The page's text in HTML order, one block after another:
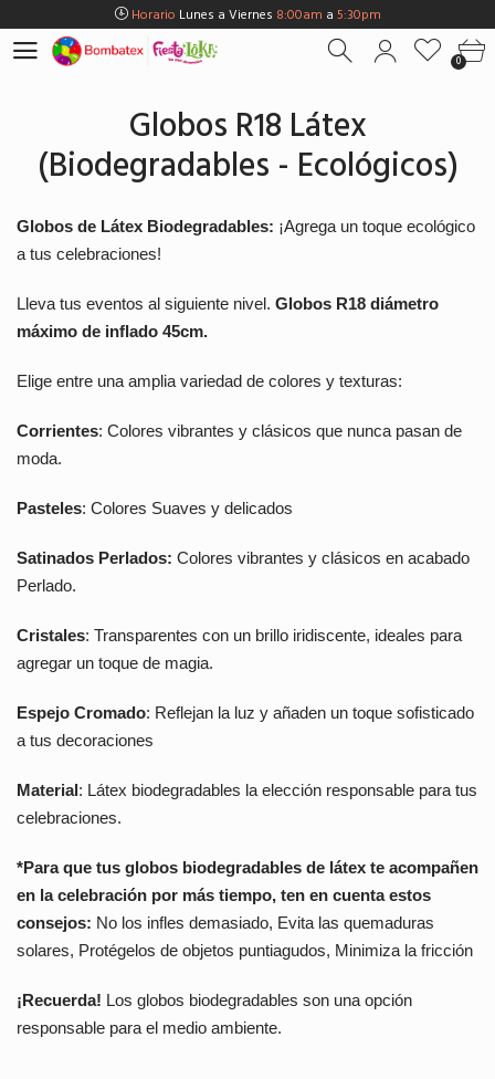
0
Horario Lunes a Viernes 8:00am a 5:30pm
HorarioSábados
5:00pm
Envios Gratis en
BOGOTÁ por compras Superiores a
HorarioLunes a Viernes8:00am a5:30pm
Horario Sábados8:00am a5:00pm
0
Globos R18 Látex
(Biodegradables - Ecológicos)
Globos de Látex Biodegradables: ¡Agrega un toque ecológico
a tus celebraciones!
Lleva tus eventos al siguiente nivel. Globos R18 diámetro
máximo de inflado 45cm.
Elige entre una amplia variedad de colores y texturas:
Corrientes: Colores vibrantes y clásicos que nunca pasan de
moda.
Pasteles: Colores Suaves y delicados
Satinados Perlados: Colores vibrantes y clásicos en acabado
Perlado.
Cristales: Transparentes con un brillo iridiscente, ideales para
agregar un toque de magia.
Espejo Cromado: Reflejan la luz y añaden un toque sofisticado
a tus decoraciones
Material: Látex biodegradables la elección responsable para tus
celebraciones.
*Para que tus globos biodegradables de látex te acompañen
en la celebración por más tiempo, ten en cuenta estos
consejos: No los infles demasiado, Evita las quemaduras
solares, Protégelos de objetos puntiagudos, Minimiza la fricción
¡Recuerda! Los globos biodegradables son una opción
responsable para el medio ambiente.